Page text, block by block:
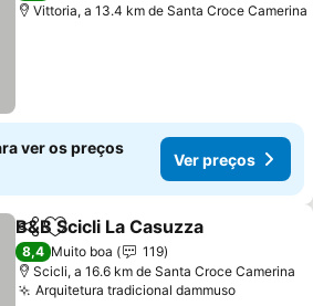
Vittoria, a 13.4 km de Santa Croce Camerina
ver os preços
Ver preços
PartilharAdicionar aos favoritos
B&B Scicli La Casuzza
8,4 Muito boa
119
Scicli, a 16.6 km de Santa Croce Camerina
Arquitetura tradicional dammusoVer